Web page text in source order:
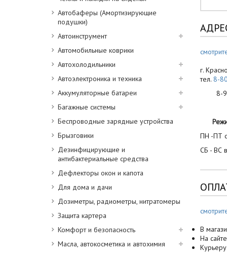
Автобаферы (Амортизирующие
подушки)
Автоинструмент
Автомобильные коврики
Автохолодильники
Автоэлектроника и техника
Аккумуляторные батареи
Багажные системы
Беспроводные зарядные устройства
Брызговики
Дезинфицирующие и
антибактериальные средства
Дефлекторы окон и капота
Для дома и дачи
Дозиметры, радиометры, нитратомеры
Защита картера
Комфорт и безопасность
Масла, автокосметика и автохимия
г.
тел. 8-
8-
ПН -ПТ
СБ - ВС
В
На